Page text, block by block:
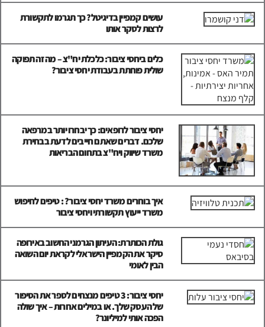
עושים קמפיין בדיגיטל? כך תגרמו לתקשורת
לרצות לסקר אותו
כלים ביחסי ציבור: כלכלת יח"צ – מה זה תפוקה
שולית פוחתת בעבודת יחסי ציבור?
יחסי ציבור לרופאים: כך יבחרו יותר במרפאה
שלכם. דברים שאתם חייבים לדעת בבחירת
משרד שיווק ויח"צ בתחום הבריאות
איך בוחרים משרד יחסי ציבור? : טיפים לחיפוש
משרד ייעוץ תקשורתי ויחסי ציבור
גולת הכותרת: העיתון הגרמני החשוב באירופה
סיקר את הקמפיין הישראלי לקראת יום השואה
הבין לאומי
יחסי ציבור: 3 טיפים מנצחים לספר את הסיפור
של העסק שלך. או במילים אחרות – איך שולה
הפכה אותי למיליונר?